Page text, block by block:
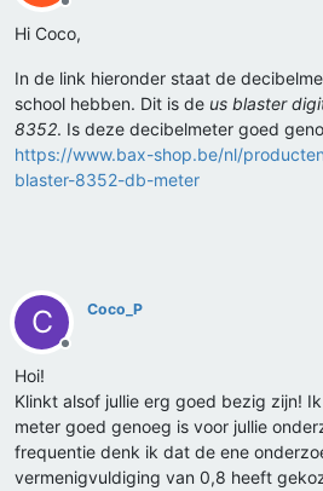
Offline
Hi Coco,
In de link hieronder staat de
school hebben. Dit is de us blaster
8352. Is deze decibelmeter goed
https://www.bax-shop.be/nl/
blaster-8352-db-meter
C
Offline
Coco_P
Hoi!
Klinkt alsof jullie erg goed bezig zijn!
meter goed genoeg is voor jullie
frequentie denk ik dat de ene
vermenigvuldiging van 0,8 heeft